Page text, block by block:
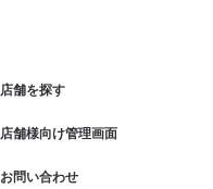
店舗を探す
店舗様向け管理画面
お問い合わせ